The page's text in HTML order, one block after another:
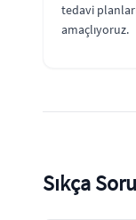
tedavi
amaçlıyoruz.
Sıkça